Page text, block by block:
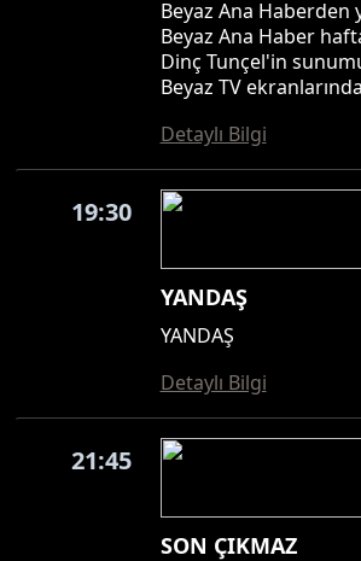
Beyaz Ana Haberden
Beyaz Ana Haber
Dinç Tunçel'in
Beyaz TV
Detaylı Bilgi
19:30
YANDAŞ
YANDAŞ
Detaylı Bilgi
21:45
SON ÇIKMAZ